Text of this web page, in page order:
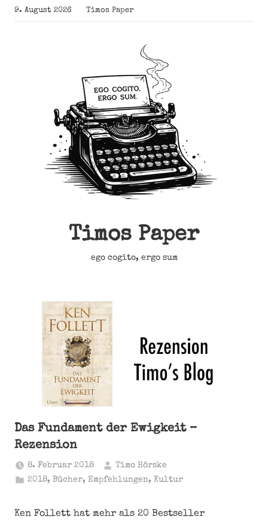
Zum
Inhalt
9. August 2026 Timos Paper
Timos Paper
ego cogito, ergo sum
Das Fundament der Ewigkeit –
Rezension
8. Februar 2018
Timo Hörske
2018, Bücher, Empfehlungen, Kultur
Ken Follett hat mehr als 20 Bestseller